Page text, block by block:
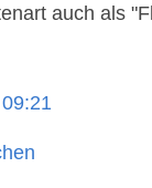
auch als